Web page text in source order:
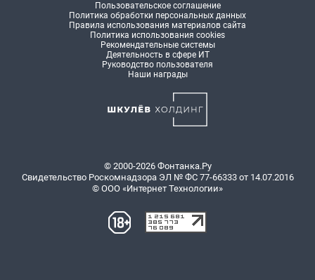
Пользовательское соглашение
Политика обработки персональных данных
Правила использования материалов сайта
Политика использования cookies
Рекомендательные системы
Деятельность в сфере ИТ
Руководство пользователя
Наши награды
© 2000-2026 Фонтанка.Ру
Свидетельство Роскомнадзора ЭЛ № ФС 77-66333 от 14.07.2016
© ООО «Интернет Технологии»